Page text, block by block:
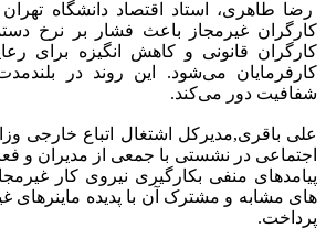
رضا طاهری، استاد اقتصاد دانشگاه
کارگران غیرمجاز باعث فشار بر نرخ
کارگران قانونی و کاهش انگیزه برای
کارفرمایان می‌شود. این روند در
شفافیت دور می‌کند.
علی باقری,مدیرکل اشتغال اتباع خارجی
اجتماعی در نشستی با جمعی از مدیران و
پیامدهای منفی بکارگیری نیروی کار
های مشابه و مشترک آن با پدیده ماینرهای
پرداخت.